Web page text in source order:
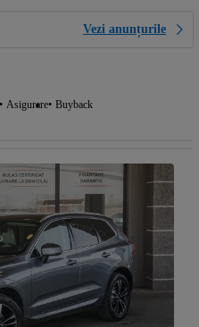
Vezi anunțurile
Asigurare Buyback